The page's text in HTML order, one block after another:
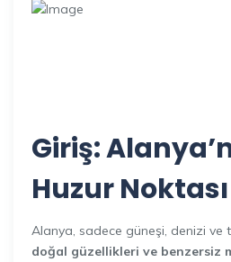
Giriş:
Huzur Noktası
Alanya, sadece güneşi, denizi ve
doğal güzellikleri ve benzersiz